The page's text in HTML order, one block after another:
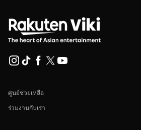
ศูนย์ช่วยเหลือ
ร่วมงานกับเรา